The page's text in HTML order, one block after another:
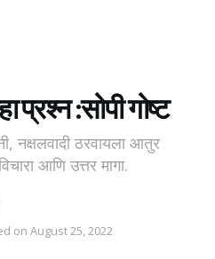
प्रश्न :सोपी गोष्ट
नक्षलवादी ठरवायला आतुर
आणि उत्तर मागा.
on August 25, 2022